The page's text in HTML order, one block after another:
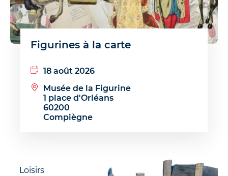
Figurines à la carte
18 août 2026
Musée de la Figurine
1 place d'Orléans
60200
Compiègne
Loisirs